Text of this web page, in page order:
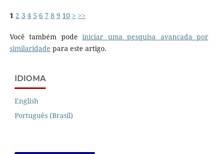
1 2 3 4 5 6 7 8 9 10 > >>
Você também podeiniciar uma pesquisa avançada por
similaridade para este artigo.
IDIOMA
English
Português (Brasil)